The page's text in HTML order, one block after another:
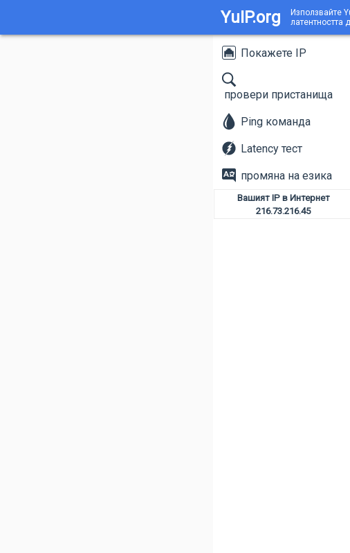
YuIP.org
Използвайте
латентността
Покажете IP
провери пристанища
Ping команда
Latency тест
промяна на езика
Вашият IP в Интернет
216.73.216.45